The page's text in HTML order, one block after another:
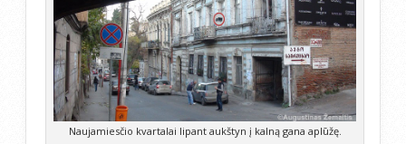
Naujamiesčio kvartalai lipant aukštyn į kalną gana aplūžę.